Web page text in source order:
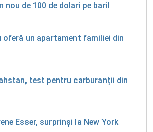
nou de 100 de dolari pe baril
oferă un apartament familiei din
test pentru carburanții din
Esser, surprinși la New York